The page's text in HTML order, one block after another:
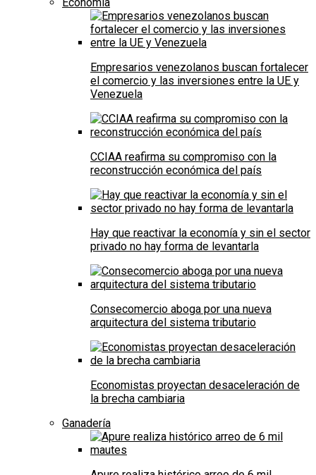
Economía
Empresarios venezolanos buscan fortalecer
el comercio y las inversiones entre la UE y
Venezuela
CCIAA reafirma su compromiso con la
reconstrucción económica del país
Hay que reactivar la economía y sin el sector
privado no hay forma de levantarla
Consecomercio aboga por una nueva
arquitectura del sistema tributario
Economistas proyectan desaceleración de
la brecha cambiaria
Ganadería